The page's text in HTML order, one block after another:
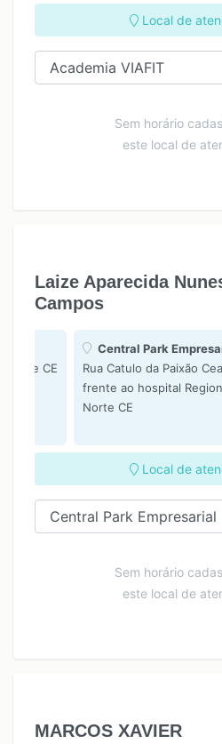
Local de
Sem horário
este local de
Laize Aparecida
Campos
Norte CE
Central Park
Rua Catulo da Paixão
frente ao hospital
Norte CE
Local de
Sem horário
este local de
MARCOS XAVIER